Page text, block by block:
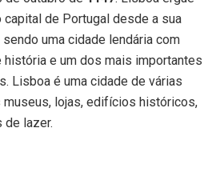
capital de Portugal desde a sua
uma cidade lendária com
e um dos mais importantes
Lisboa é uma cidade de várias
lojas, edifícios históricos,
de lazer.